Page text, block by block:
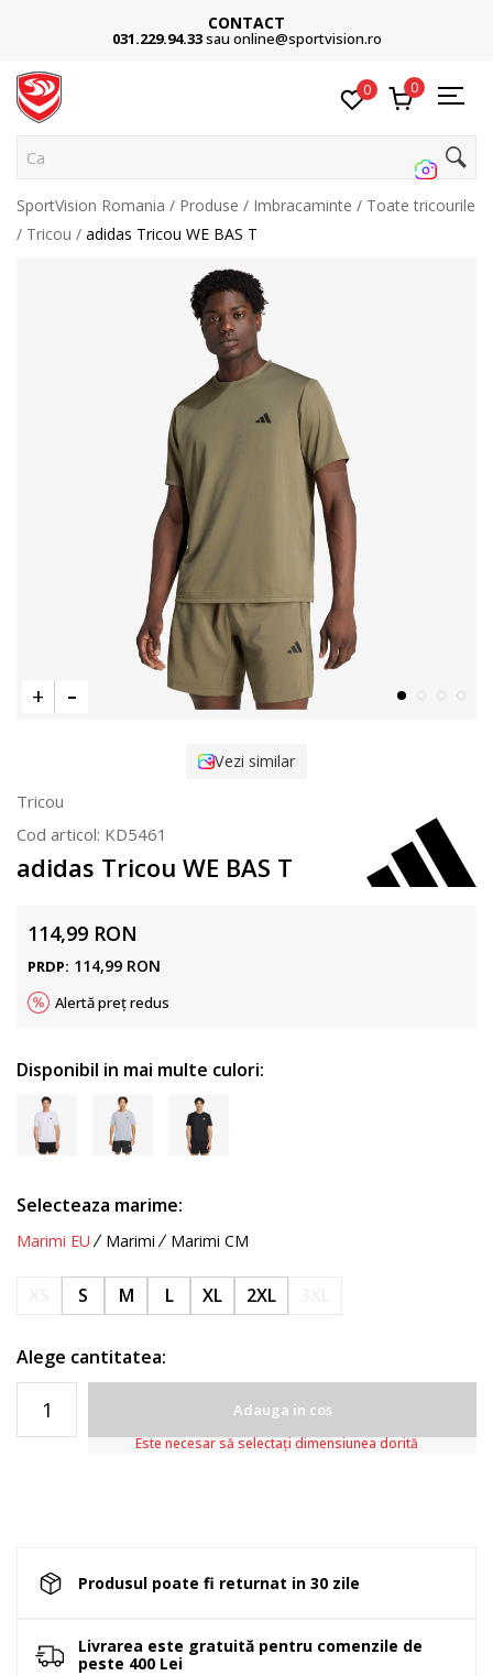
CONTACT
031.229.94.33sau online@sportvision.ro
0 0
Cauta
SportVision Romania Produse Imbracaminte
Toate tricourile
Tricou
adidas Tricou WE BAS T
Vezi similar
Tricou
Cod articol: KD5461
adidas Tricou WE BAS T
114,99 RON
PRDP: 114,99 RON
Alertă preț redus
Disponibil in mai multe culori:
Selecteaza marime:
Marimi EU Marimi Marimi CM
S M L XL 2XL
Alege cantitatea:
Adauga in cos
Este necesar să selectați dimensiunea dorită
Produsul poate fi returnat in 30 zile
Livrarea este gratuită pentru comenzile de
peste 400 Lei